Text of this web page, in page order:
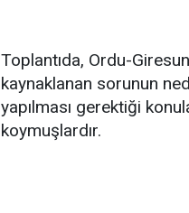
Toplantıda, Ordu-
kaynaklanan sorunun
yapılması gerektiği
koymuşlardır.